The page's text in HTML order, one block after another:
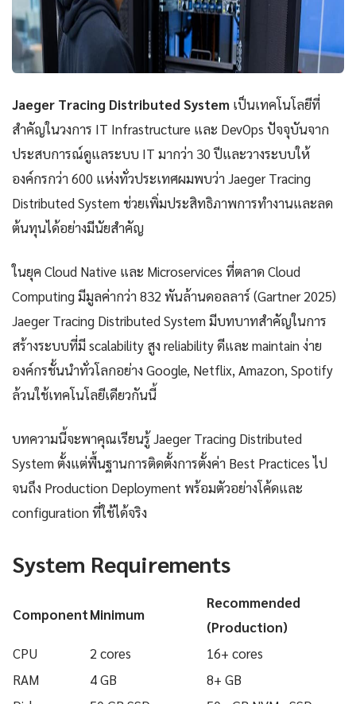
Jaeger Tracing Distributed System เป็นเทคโนโลยีที่
สำคัญในวงการ IT Infrastructure และ DevOps ปัจจุบันจาก
ประสบการณ์ดูแลระบบ IT มากว่า 30 ปีและวางระบบให้
องค์กรกว่า 600 แห่งทั่วประเทศผมพบว่า Jaeger Tracing
Distributed System ช่วยเพิ่มประสิทธิภาพการทำงานและลด
ต้นทุนได้อย่างมีนัยสำคัญ
ในยุค Cloud Native และ Microservices ที่ตลาด Cloud
Computing มีมูลค่ากว่า 832 พันล้านดอลลาร์ (Gartner 2025)
Jaeger Tracing Distributed System มีบทบาทสำคัญในการ
สร้างระบบที่มี scalability สูง reliability ดีและ maintain ง่าย
องค์กรชั้นนำทั่วโลกอย่าง Google, Netflix, Amazon, Spotify
ล้วนใช้เทคโนโลยีเดียวกันนี้
บทความนี้จะพาคุณเรียนรู้ Jaeger Tracing Distributed
System ตั้งแต่พื้นฐานการติดตั้งการตั้งค่า Best Practices ไป
จนถึง Production Deployment พร้อมตัวอย่างโค้ดและ
configuration ที่ใช้ได้จริง
System Requirements
ComponentMinimum
Recommended
(Production)
CPU
2 cores
16+ cores
RAM
4 GB
8+ GB